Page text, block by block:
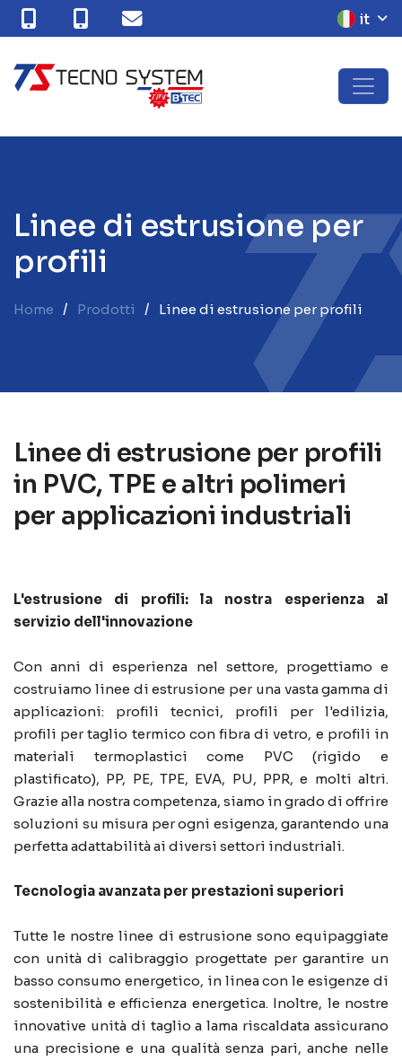
it
Linee di estrusioneper
profili
Home Prodotti Linee di estrusione per profili
Linee di estrusione per profili
in PVC, TPE e altri polimeri
per applicazioni industriali
L'estrusione di profili: la nostra esperienza al
servizio dell'innovazione
Con anni di esperienza nel settore, progettiamo e
costruiamo linee di estrusione per una vasta gamma di
applicazioni: profili tecnici, profili per l'edilizia,
profili per taglio termico con fibra di vetro, e profili in
materiali termoplastici come PVC (rigido e
plastificato), PP, PE, TPE, EVA, PU, PPR, e molti altri.
Grazie alla nostra competenza, siamo in grado di offrire
soluzioni su misura per ogni esigenza, garantendo una
perfetta adattabilità ai diversi settori industriali.
Tecnologia avanzata per prestazioni superiori
Tutte le nostre linee di estrusione sono equipaggiate
con unità di calibraggio progettate per garantire un
basso consumo energetico, in linea con le esigenze di
sostenibilità e efficienza energetica. Inoltre, le nostre
innovative unità di taglio a lama riscaldata assicurano
una precisione e una qualità senza pari, anche nelle